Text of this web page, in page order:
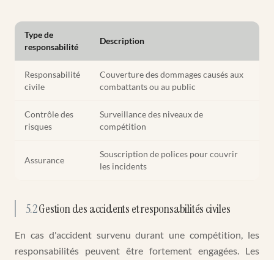
Type de
responsabilité
Description
Responsabilité
civile
Couverture des dommages causés aux
combattants ou au public
Contrôle des
risques
Surveillance des niveaux de
compétition
Assurance
Souscription de polices pour couvrir
les incidents
5.2Gestion des accidents et responsabilités civiles
En cas d'accident survenu durant une compétition, les
responsabilités peuvent être fortement engagées. Les